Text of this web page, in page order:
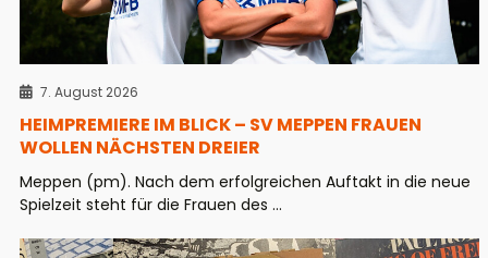
7. August 2026
HEIMPREMIERE IM BLICK – SV MEPPEN FRAUEN
WOLLEN NÄCHSTEN DREIER
Meppen (pm). Nach dem erfolgreichen Auftakt in die neue
Spielzeit steht für die Frauen des ...